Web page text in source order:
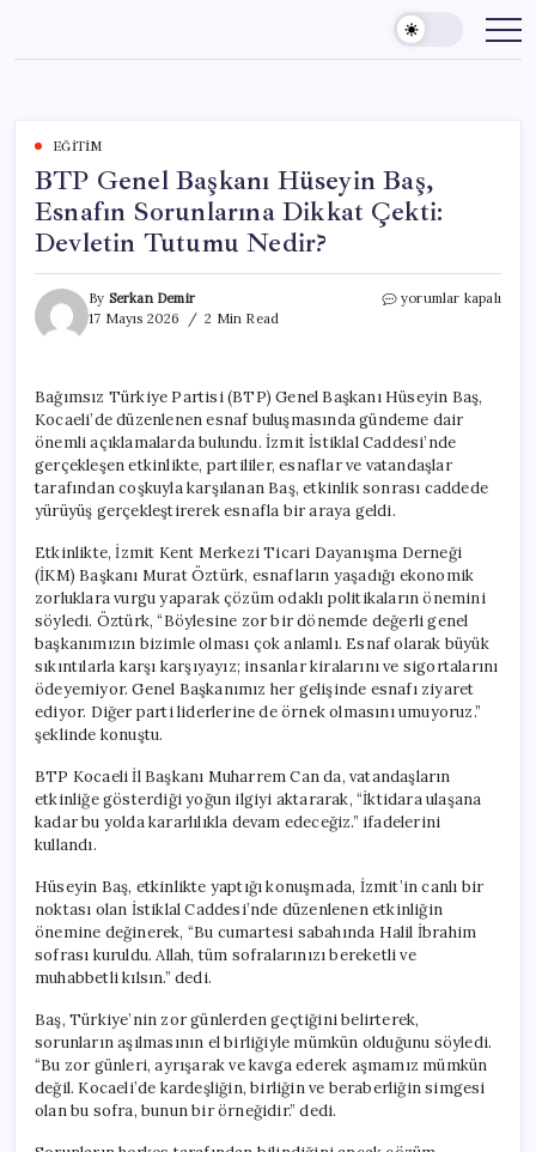
content
EĞITIM
BTP Genel Başkanı Hüseyin Baş,
Esnafın Sorunlarına Dikkat Çekti:
Devletin Tutumu Nedir?
By Serkan Demir
17 Mayıs 2026
2 Min Read
BTP
Esnafın
Sorunlarına
Dikkat
Çekti:
Devletin
yorumlar kapalı
Bağımsız Türkiye Partisi (BTP) Genel Başkanı Hüseyin Baş,
Kocaeli’de düzenlenen esnaf buluşmasında gündeme dair
önemli açıklamalarda bulundu. İzmit İstiklal Caddesi’nde
gerçekleşen etkinlikte, partililer, esnaflar ve vatandaşlar
tarafından coşkuyla karşılanan Baş, etkinlik sonrası caddede
yürüyüş gerçekleştirerek esnafla bir araya geldi.
Etkinlikte, İzmit Kent Merkezi Ticari Dayanışma Derneği
(İKM) Başkanı Murat Öztürk, esnafların yaşadığı ekonomik
zorluklara vurgu yaparak çözüm odaklı politikaların önemini
söyledi. Öztürk, “Böylesine zor bir dönemde değerli genel
başkanımızın bizimle olması çok anlamlı. Esnaf olarak büyük
sıkıntılarla karşı karşıyayız; insanlar kiralarını ve sigortalarını
ödeyemiyor. Genel Başkanımız her gelişinde esnafı ziyaret
ediyor. Diğer parti liderlerine de örnek olmasını umuyoruz.”
şeklinde konuştu.
BTP Kocaeli İl Başkanı Muharrem Can da, vatandaşların
etkinliğe gösterdiği yoğun ilgiyi aktararak, “İktidara ulaşana
kadar bu yolda kararlılıkla devam edeceğiz.” ifadelerini
kullandı.
Hüseyin Baş, etkinlikte yaptığı konuşmada, İzmit’in canlı bir
noktası olan İstiklal Caddesi’nde düzenlenen etkinliğin
önemine değinerek, “Bu cumartesi sabahında Halil İbrahim
sofrası kuruldu. Allah, tüm sofralarınızı bereketli ve
muhabbetli kılsın.” dedi.
Baş, Türkiye’nin zor günlerden geçtiğini belirterek,
sorunların aşılmasının el birliğiyle mümkün olduğunu söyledi.
“Bu zor günleri, ayrışarak ve kavga ederek aşmamız mümkün
değil. Kocaeli’de kardeşliğin, birliğin ve beraberliğin simgesi
olan bu sofra, bunun bir örneğidir.” dedi.